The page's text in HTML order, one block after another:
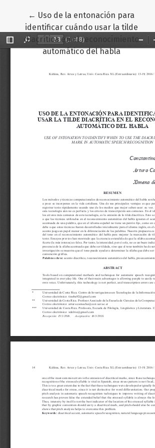
← Volver a los detalles del artículo
Uso de la entonación para
identificar cuándo usar la tilde
diacrítica en el reconocimiento
automático del habla